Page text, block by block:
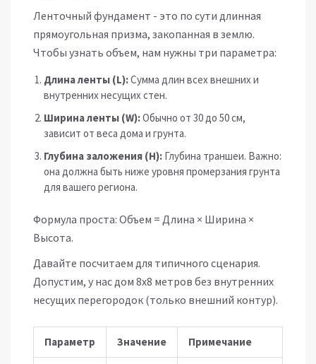
Ленточный фундамент - это по сути длинная
прямоугольная призма, закопанная в землю.
Чтобы узнать объем, нам нужны три параметра:
Длина ленты (L):Сумма длин всех внешних и
внутренних несущих стен.
Ширина ленты (W):Обычно от 30 до 50 см,
зависит от веса дома и грунта.
Глубина заложения (H): Глубина траншеи. Важно:
она должна быть ниже уровня промерзания грунта
для вашего региона.
Формула проста: Объем = Длина × Ширина ×
Высота.
Давайте посчитаем для типичного сценария.
Допустим, у нас дом 8х8 метров без внутренних
несущих перегородок (только внешний контур).
Параметр Значение Примечание